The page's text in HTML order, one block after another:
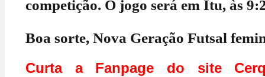
competição. O jogo será em Itu, às
Boa sorte, Nova Geração Futsal
Curta a Fanpage do site